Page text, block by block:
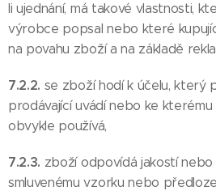
li ujednání, má takové vlastnosti,
výrobce popsal nebo které
na povahu zboží a na základě
7.2.2. se zboží hodí k účelu, který
prodávající uvádí nebo ke
obvykle používá,
7.2.3. zboží odpovídá jakostí
smluvenému vzorku nebo